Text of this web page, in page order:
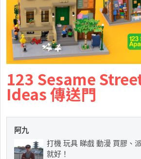
123 Sesame
Ideas 傳送門
阿九
打機 玩具 睇戲 動漫 買膠、
就好！